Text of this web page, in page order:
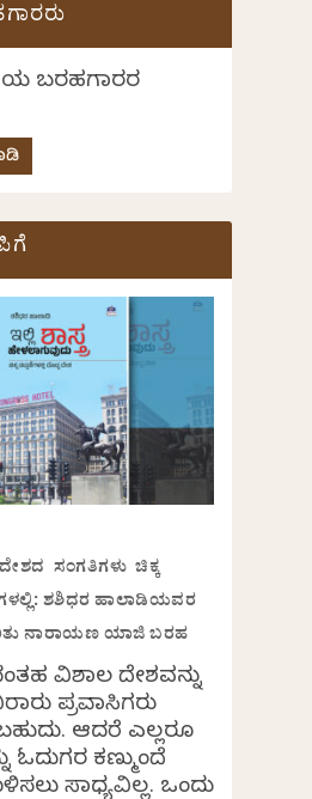
ಬರಹಗಾರರ
ಸಂಗತಿಗಳು ಚಿಕ್ಕ
ಶಶಿಧರ ಹಾಲಾಡಿಯವರ
ನಾರಾಯಣ ಯಾಜಿ ಬರಹ
ವಿಶಾಲ ದೇಶವನ್ನು
ಪ್ರವಾಸಿಗರು
ಆದರೆ ಎಲ್ಲರೂ
ಓದುಗರ ಕಣ್ಮುಂದೆ
ಸಾಧ್ಯವಿಲ್ಲ. ಒಂದು